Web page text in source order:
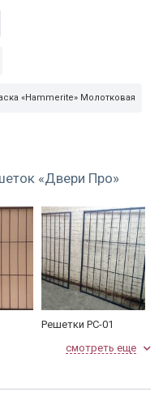
«Hammerite» Молотковая
«Двери Про»
Решетки РС-01
смотреть еще